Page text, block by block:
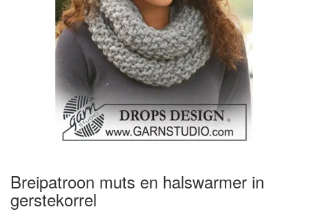
Breipatroon muts en halswarmer in
gerstekorrel